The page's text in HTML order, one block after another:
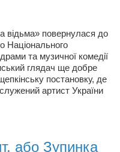
відьма» повернулася до
Національного
та музичної комедії
глядач ще добре
постановку, де
артист України
або Зупинка